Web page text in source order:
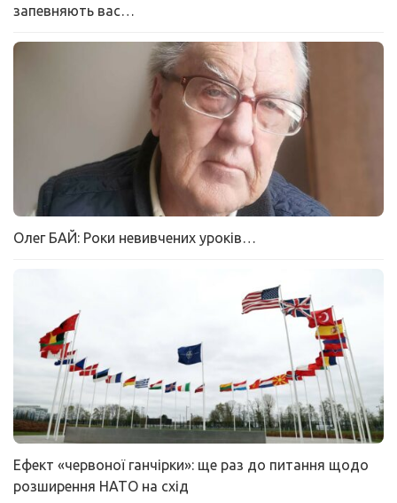
запевняють вас…
Олег БАЙ: Роки невивчених уроків…
Ефект «червоної ганчірки»: ще раз до питання щодо
розширення НАТО на схід